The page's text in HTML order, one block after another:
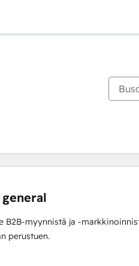
B2B-myynnistä ja -
perustuen.